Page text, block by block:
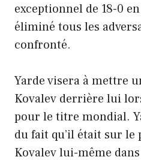
exceptionnel de 18-0
éliminé tous les
confronté.
Yarde visera à mettre
Kovalev derrière lui
pour le titre mondial.
du fait qu’il était sur le
Kovalev lui-même